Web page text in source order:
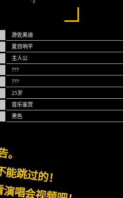
游佐奥迪
夏目响平
主人公
???
???
25岁
音乐鉴赏
黑色
跳过的！
唱会视频吧！